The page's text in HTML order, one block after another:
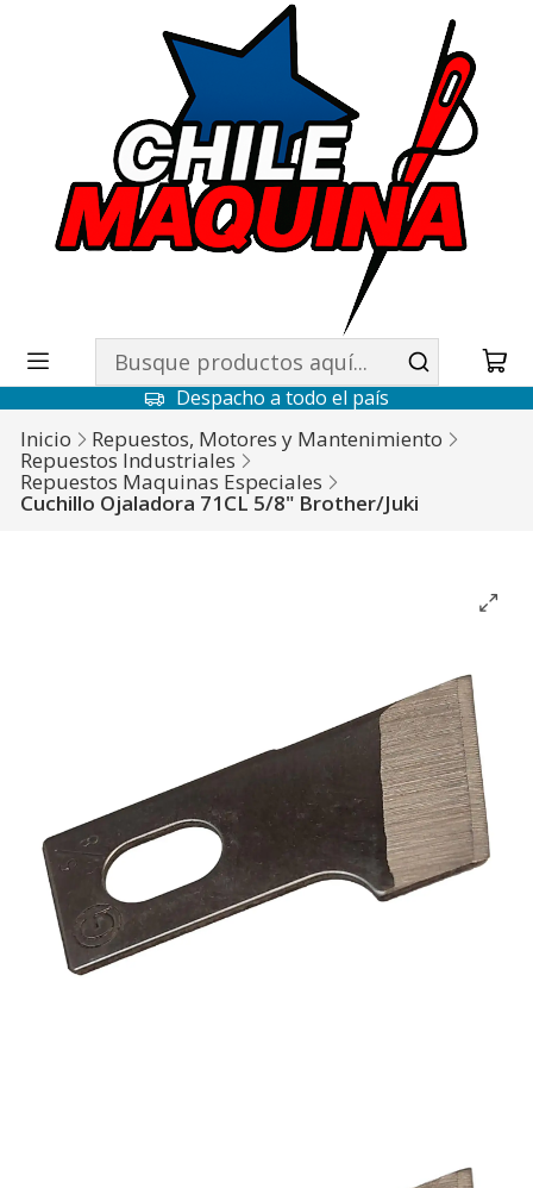
Despacho a todo el país
Inicio Repuestos, Motores y Mantenimiento
Repuestos Industriales
Repuestos Maquinas Especiales
Cuchillo Ojaladora 71CL 5/8" Brother/Juki